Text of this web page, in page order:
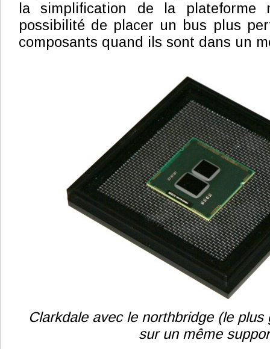
la simplification de la plateforme
possibilité de placer un bus plus
composants quand ils sont dans un
Clarkdale avec le northbridge (le
sur un même